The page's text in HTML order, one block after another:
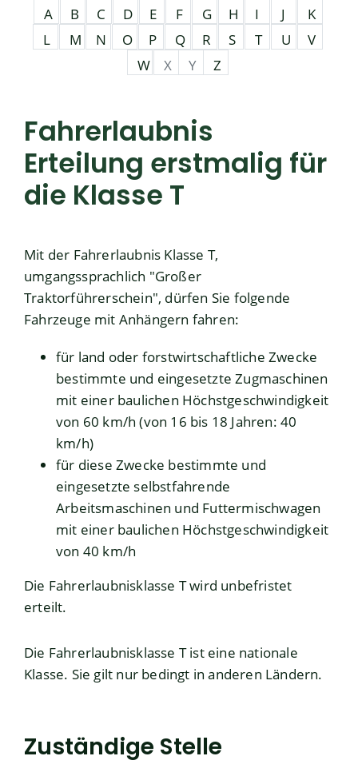
A B C D E F G H I J
K
L
M N O P Q R S T U
V
W
X Y Z
Fahrerlaubnis
Erteilung erstmalig für
die Klasse T
Mit der Fahrerlaubnis Klasse T,
umgangssprachlich "Großer
Traktorführerschein", dürfen Sie folgende
Fahrzeuge mit Anhängern fahren:
für land oder forstwirtschaftliche Zwecke
bestimmte und eingesetzte Zugmaschinen
mit einer baulichen Höchstgeschwindigkeit
von 60 km/h (von 16 bis 18 Jahren: 40
km/h)
für diese Zwecke bestimmte und
eingesetzte selbstfahrende
Arbeitsmaschinen und Futtermischwagen
mit einer baulichen Höchstgeschwindigkeit
von 40 km/h
Die Fahrerlaubnisklasse T wird unbefristet
erteilt.
Die Fahrerlaubnisklasse T ist eine nationale
Klasse. Sie gilt nur bedingt in anderen Ländern.
Zuständige Stelle